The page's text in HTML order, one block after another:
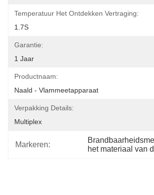
Temperatuur Het Ontdekken Vertraging:
1.7S
Garantie:
1 Jaar
Productnaam:
Naald - Vlammeetapparaat
Verpakking Details:
Multiplex
Markeren:
het materiaal van